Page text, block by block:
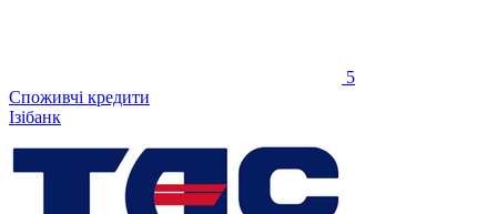
5
Споживчі кредити
Ізібанк